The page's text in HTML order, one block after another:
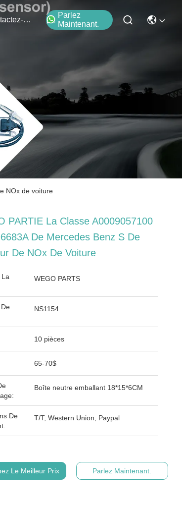
Contactez-Nous
Parlez
Maintenant.
NOx de voiture
PARTIE La Classe A0009057100
De Mercedes Benz S De
De NOx De Voiture
La
WEGO PARTS
NS1154
10 pièces
65-70$
Boîte neutre emballant 18*15*6CM
De
T/T, Western Union, Paypal
Le Meilleur Prix Parlez Maintenant.